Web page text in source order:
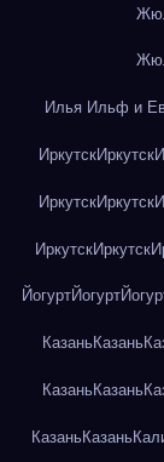
Илья Ильф и
ИркутскИркутск
ИркутскИркутск
ИркутскИркутск
ЙогуртЙогурт
КазаньКазань
КазаньКазань
КазаньКазань